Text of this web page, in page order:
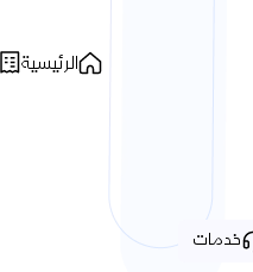
الرئيسية
خدمات